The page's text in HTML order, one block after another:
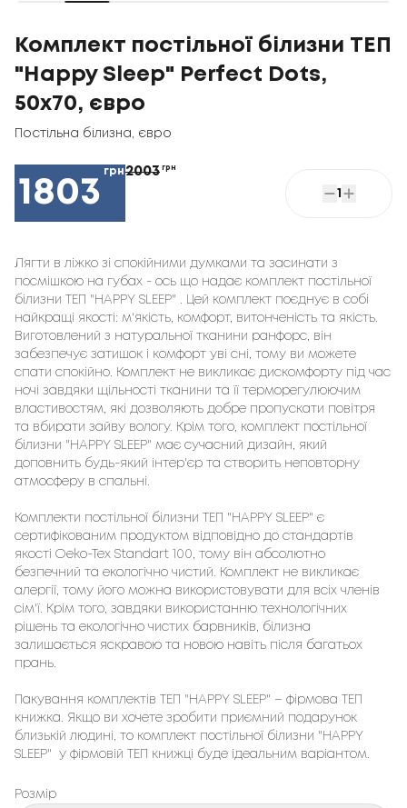
Комплект постільної білизни ТЕП
"Happy Sleep" Perfect Dots,
50x70, євро
Постільна білизна євро
1803
грн2003 грн
1
Лягти в ліжко зі спокійними думками та засинати з
посмішкою на губах - ось що надає комплект постільної
білизни ТЕП "HAPPY SLEEP" . Цей комплект поєднує в собі
найкращі якості: м'якість, комфорт, витонченість та якість.
Виготовлений з натуральної тканини ранфорс, він
забезпечує затишок і комфорт уві сні, тому ви можете
спати спокійно. Комплект не викликає дискомфорту під час
ночі завдяки щільності тканини та її терморегулюючим
властивостям, які дозволяють добре пропускати повітря
та вбирати зайву вологу. Крім того, комплект постільної
білизни "HAPPY SLEEP" має сучасний дизайн, який
доповнить будь-який інтер'єр та створить неповторну
атмосферу в спальні.
Комплекти постільної білизни ТЕП "HAPPY SLEEP" є
сертифікованим продуктом відповідно до стандартів
якості Oeko-Tex Standart 100, тому він абсолютно
безпечний та екологічно чистий. Комплект не викликає
алергії, тому його можна використовувати для всіх членів
сім'ї. Крім того, завдяки використанню технологічних
рішень та екологічно чистих барвників, білизна
залишається яскравою та новою навіть після багатьох
прань.
Пакування комплектів ТЕП "HAPPY SLEEP" – фірмовa ТЕП
книжка. Якщо ви хочете зробити приємний подарунок
близькій людині, то комплект постільної білизни "HAPPY
SLEEP"  у фірмовій ТЕП книжці буде ідеальним варіантом.
Розмір